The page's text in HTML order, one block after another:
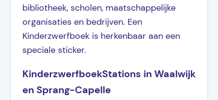
bibliotheek, scholen, maatschappelijke
organisaties en bedrijven. Een
Kinderzwerfboek is herkenbaar aan een
speciale sticker.
KinderzwerfboekStations in Waalwijk
en Sprang-Capelle